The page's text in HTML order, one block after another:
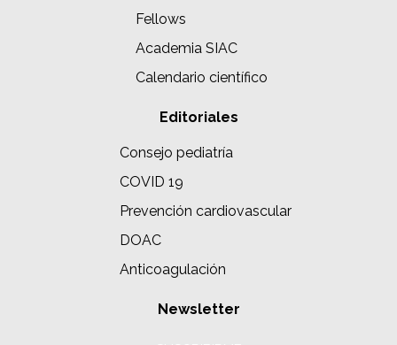
Fellows
Academia SIAC
Calendario científico
Editoriales
Consejo pediatría
COVID 19
Prevención cardiovascular
DOAC
Anticoagulación
Newsletter